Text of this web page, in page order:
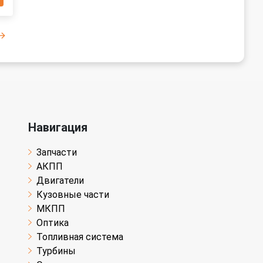
Навигация
Запчасти
АКПП
Двигатели
Кузовные части
МКПП
Оптика
Топливная система
Турбины